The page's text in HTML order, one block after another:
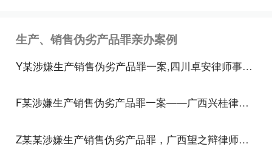
级、低档次产品冒充高等级、高档次产品，或者以残
次、废旧零配件组合、拼装后冒充正品或者新产品的
刑法第一百四十条规定的゛不合格产品〞，是指不符
合《中华人民共和国产品质量法》第二十六条第二款
生产、销售伪劣产品罪亲办案例
Y某涉嫌生产销售伪劣产品罪一案,四川卓安律师事务所何冰冰律师进行辩护工作
F某涉嫌生产销售伪劣产品罪一案——广西兴桂律师事务所陶永昌律师、黄秋红律师为其辩护，获不予批准逮捕结果
Z某某涉嫌生产销售伪劣产品罪，广西望之辩律师事务所龚振中、黄露仪律师为其辩护，二审改判获轻判。